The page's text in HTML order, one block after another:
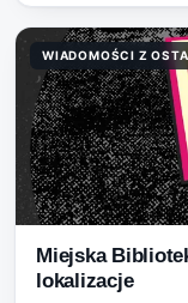
WIADOMOŚCI Z
Miejska
lokalizacje